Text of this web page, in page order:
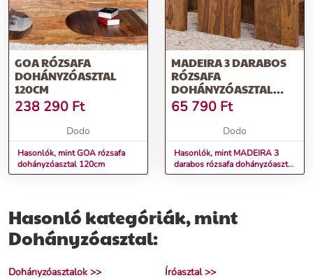
GOA RÓZSAFA
DOHÁNYZÓASZTAL
120CM
238 290 Ft
Dodo
Hasonlók, mint GOA rózsafa
dohányzóasztal 120cm
MADEIRA 3 DARABOS
RÓZSAFA
DOHÁNYZÓASZTAL
SZETT
65 790 Ft
Dodo
Hasonlók, mint MADEIRA 3
darabos rózsafa dohányzóasztal
szett
Hasonló kategóriák, mint
Dohányzóasztal:
Dohányzóasztalok >> Íróasztal >>